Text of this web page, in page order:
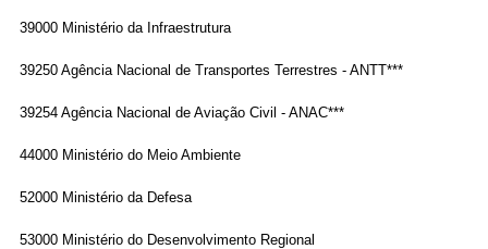
39000 Ministério da Infraestrutura
39250 Agência Nacional de Transportes Terrestres - ANTT***
39254 Agência Nacional de Aviação Civil - ANAC***
44000 Ministério do Meio Ambiente
52000 Ministério da Defesa
53000 Ministério do Desenvolvimento Regional